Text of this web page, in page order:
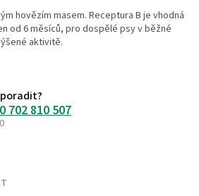
hovězím masem. Receptura B je vhodná
od 6 měsíců, pro dospělé psy v běžné
aktivitě.
702 810 507